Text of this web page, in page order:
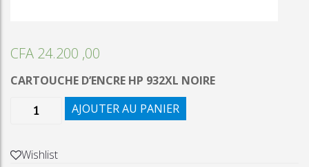
CFA 24.200 ,00
CARTOUCHE D’ENCRE HP 932XL NOIRE
quantité
D'ENCRE
AJOUTER AU PANIER
Wishlist